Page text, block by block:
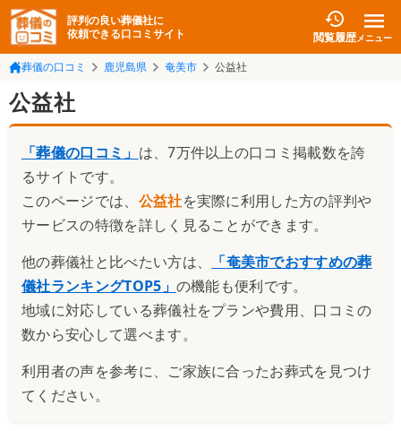
評判の良い葬儀社に
依頼できる口コミサイト
閲覧履歴メニュー
葬儀の口コミ 鹿児島県 奄美市 公益社
公益社
「葬儀の口コミ」 は、7万件以上の口コミ掲載数を誇
るサイトです。
このページでは、 公益社を実際に利用した方の評判や
サービスの特徴を詳しく見ることができます。
他の葬儀社と比べたい方は、
「奄美市でおすすめの葬
儀社ランキングTOP5 」 の機能も便利です。
地域に対応している葬儀社をプランや費用、口コミの
数から安心して選べます。
利用者の声を参考に、ご家族に合ったお葬式を見つけ
てください。